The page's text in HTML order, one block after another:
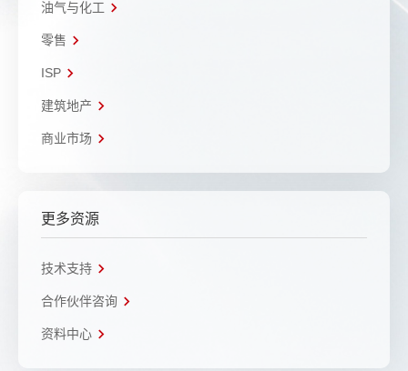
油气与化工
零售
ISP
建筑地产
商业市场
更多资源
技术支持
合作伙伴咨询
资料中心